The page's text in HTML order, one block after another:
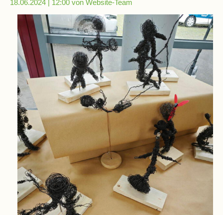
Kollegium
Schulsozialarbeit
Hausmeister
Übermittagsbetreuung
Schülervertretung
(SV)
Schulpflegschaft
18.06.2024 | 12:00 von Website-Team